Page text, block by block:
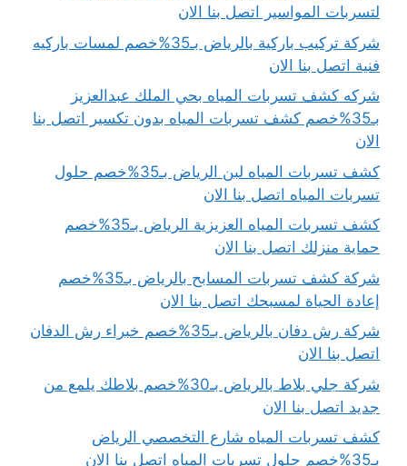
لتسربات المواسير اتصل بنا الان
شركة تركيب باركية بالرياض بـ35%خصم لمسات باركيه
فنية اتصل بنا الان
شركه كشف تسربات المياه بحي الملك عبدالعزيز
بـ35%خصم كشف تسربات المياه بدون تكسير اتصل بنا
الان
كشف تسربات المياه لبن الرياض بـ35%خصم حلول
تسربات المياه اتصل بنا الان
كشف تسربات المياه العزيزية الرياض بـ35%خصم
حماية منزلك اتصل بنا الان
شركة كشف تسربات المسابح بالرياض بـ35%خصم
إعادة الحياة لمسبحك اتصل بنا الان
شركة رش دفان بالرياض بـ35%خصم خبراء رش الدفان
اتصل بنا الان
شركة جلي بلاط بالرياض بـ30%خصم بلاطك يلمع من
جديد اتصل بنا الان
كشف تسربات المياه شارع التخصصي الرياض
بـ35%خصم حلول تسربات المياه اتصل بنا الان